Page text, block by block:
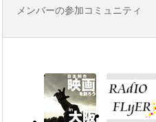
メンバーの参加コミュニティ